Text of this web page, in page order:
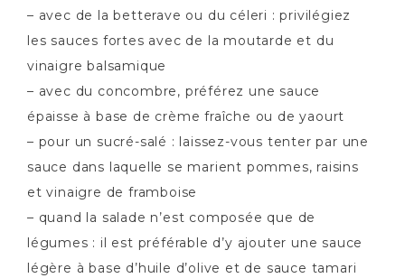
– avec de la betterave ou du céleri : privilégiez
les sauces fortes avec de la moutarde et du
vinaigre balsamique
– avec du concombre, préférez une sauce
épaisse à base de crème fraîche ou de yaourt
– pour un sucré-salé : laissez-vous tenter par une
sauce dans laquelle se marient pommes, raisins
et vinaigre de framboise
– quand la salade n’est composée que de
légumes : il est préférable d’y ajouter une sauce
légère à base d’huile d’olive et de sauce tamari